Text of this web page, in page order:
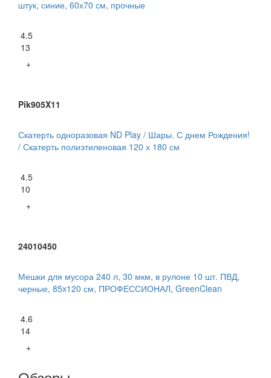
штук, синие, 60х70 см, прочные
4.5
13
+
Pik905X11
Скатерть одноразовая ND Play / Шары. С днем Рождения!
/ Скатерть полиэтиленовая 120 х 180 см
4.5
10
+
24010450
Мешки для мусора 240 л, 30 мкм, в рулоне 10 шт. ПВД,
черные, 85x120 см, ПРОФЕССИОНАЛ, GreenClean
4.6
14
+